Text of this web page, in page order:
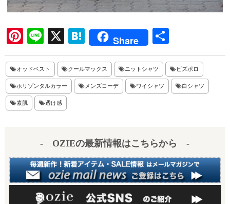
Pi
nt
er
es
t
Li
ne
X
H
at
en
a
Share
有
オッドベスト クールマックス ニットシャツ ビズポロ
ホリゾンタルカラー メンズコーデ ワイシャツ 白シャツ
素肌 透け感
- OZIEの最新情報はこちらから -